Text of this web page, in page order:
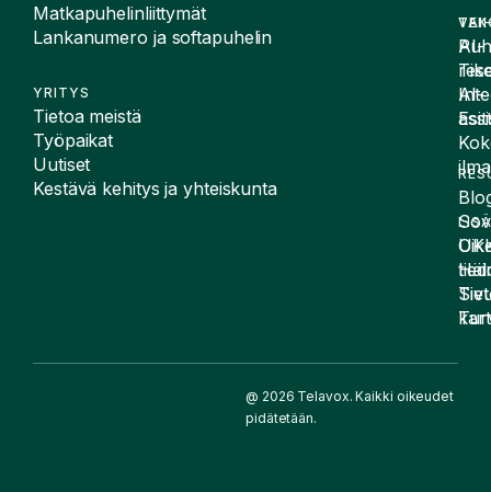
Matkapuhelinliittymät
Lankanumero ja softapuhelin
YRITYS
Tietoa meistä
Työpaikat
Uutiset
Kestävä kehitys ja yhteiskunta
AI-
AI-
@ 2026 Telavox. Kaikki oikeudet
pidätetään.